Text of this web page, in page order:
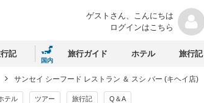
ゲストさん、 こんにちは
ログインはこちら
記
国内
旅行ガイド ホテル 旅行記
サンセイ シーフード レストラン ＆ スシ バー (キヘイ店)
テル ツアー 旅行記 Q＆A